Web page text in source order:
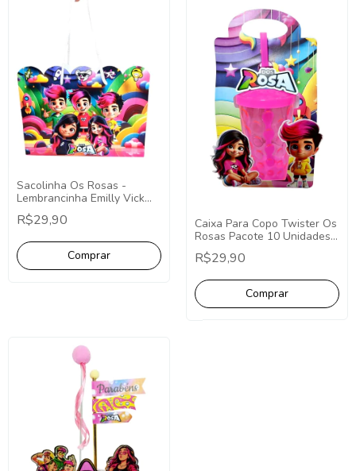
Sacolinha Os Rosas -
Lembrancinha Emilly Vick
Desenho Pct 10 Unidades
Sacolinha Grupo dos Rosas
R$29,90
Caixa Para Copo Twister Os
Rosas Pacote 10 Unidades
Lembrancinha Os Rosas
desenho
R$29,90